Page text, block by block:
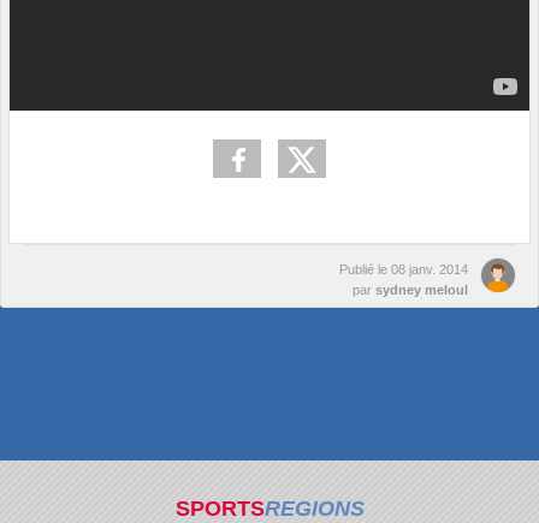
Publié le 08 janv. 2014
par sydney meloul
SPORTSREGIONS